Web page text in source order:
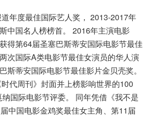
年度最佳国际艺人奖， 2013-2017年
中国名人榜榜首。 2016年主演电影
得第64届圣塞巴斯蒂安国际电影节最佳
次国际A类电影节最佳女演员的华人演
斯蒂安国际电影节最佳影片金贝壳奖。
代周刊》封面并上榜影响世界的100
国际电影节评委。 同年凭借《我不是
中国电影金鸡奖最佳女主角、第11届